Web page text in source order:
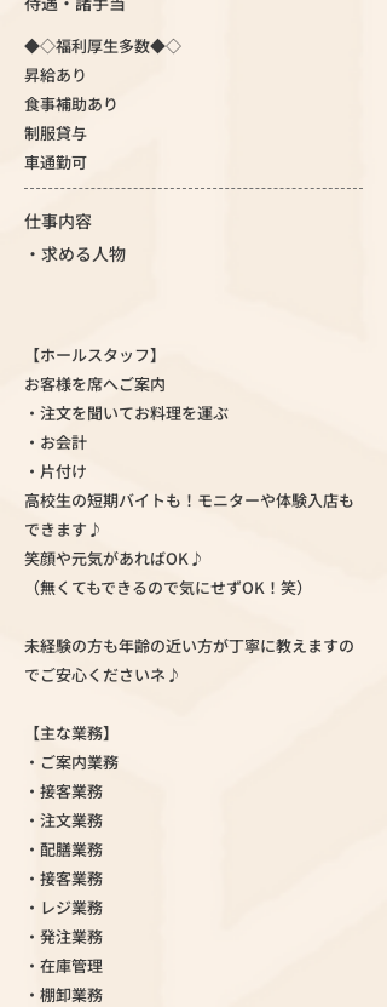
◆◇福利厚生多数◆◇
昇給あり
食事補助あり
制服貸与
車通勤可
仕事内容
・求める人物
【ホールスタッフ】
お客様を席へご案内
・注文を聞いてお料理を運ぶ
・お会計
・片付け
高校生の短期バイトも！モニターや体験入店も
できます♪
笑顔や元気があればOK♪
（無くてもできるので気にせずOK！笑）
未経験の方も年齢の近い方が丁寧に教えますの
でご安心くださいネ♪
【主な業務】
・ご案内業務
・接客業務
・注文業務
・配膳業務
・接客業務
・レジ業務
・発注業務
・在庫管理
・棚卸業務